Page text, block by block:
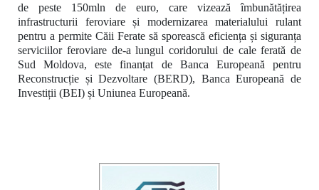
de peste 150mln de euro, care vizează îmbunătățirea
infrastructurii feroviare și modernizarea materialului rulant
pentru a permite Căii Ferate să sporească eficiența și siguranța
serviciilor feroviare de-a lungul coridorului de cale ferată de
Sud Moldova, este finanțat de Banca Europeană pentru
Reconstrucție și Dezvoltare (BERD), Banca Europeană de
Investiții (BEI) și Uniunea Europeană.